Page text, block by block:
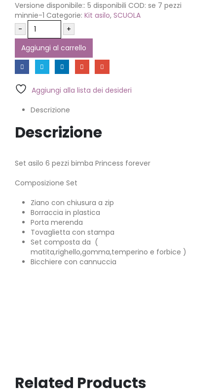
Versione disponibile:: 5 disponibili COD: se 7 pezzi
minnie-1 Categorie: Kit asilo, SCUOLA
-
+
Aggiungi al carrello
Aggiungi alla lista dei desideri
Descrizione
Descrizione
Set asilo 6 pezzi bimba Princess forever
Composizione Set
Ziano con chiusura a zip
Borraccia in plastica
Porta merenda
Tovaglietta con stampa
Set composta da (
matita,righello,gomma,temperino e forbice )
Bicchiere con cannuccia
Related Products